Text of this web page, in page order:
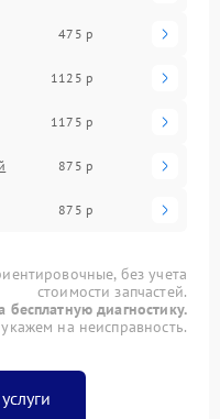
475 р
1125 р
1175 р
875 р
875 р
без учета
стоимости запчастей.
бесплатную диагностику.
на неисправность.